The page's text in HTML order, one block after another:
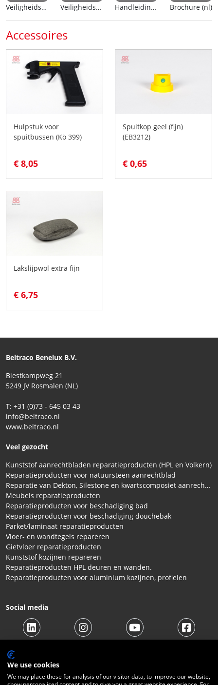
Veiligheidsblad (nl) Veiligheidsblad (en) Handleiding (nl) Brochure (nl)
Accessoires
Hulpstuk voor
spuitbussen (Kö 399)
€ 8,05
Spuitkop geel (fijn)
(EB3212)
€ 0,65
Lakslijpwol extra fijn
€ 6,75
Beltraco Benelux B.V.
Biestkampweg 21
5249 JV Rosmalen (NL)
T: +31 (0)73 - 645 03 43
info@beltraco.nl
www.beltraco.nl
Veel gezocht
Kunststof aanrechtbladen reparatieproducten (HPL en Volkern)
Reparatieproducten voor natuursteen aanrechtblad
Reparatie van Dekton, Silestone en kwartscomposiet aanrechtbladen
Meubels reparatieproducten
Reparatieproducten voor beschadiging bad
Reparatieproducten voor beschadiging douchebak
Parket/laminaat reparatieproducten
Vloer- en wandtegels repareren
Gietvloer reparatieproducten
Kunststof kozijnen repareren
Reparatieproducten HPL deuren en wanden.
Reparatieproducten voor aluminium kozijnen, profielen
Social media
We use cookies
We may place these for analysis of our visitor data, to improve our website,